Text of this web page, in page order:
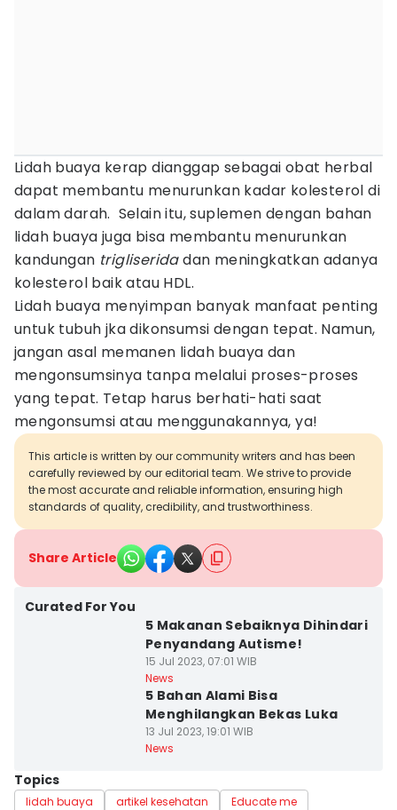
Lidah buaya kerap dianggap sebagai obat herbal
dapat membantu menurunkan kadar kolesterol di
dalam darah. Selain itu, suplemen dengan bahan
lidah buaya juga bisa membantu menurunkan
kandungan trigliseridadan meningkatkan adanya
kolesterol baik atau HDL.
Lidah buaya menyimpan banyak manfaat penting
untuk tubuh jka dikonsumsi dengan tepat. Namun,
jangan asal memanen lidah buaya dan
mengonsumsinya tanpa melalui proses-proses
yang tepat. Tetap harus berhati-hati saat
mengonsumsi atau menggunakannya, ya!
This article is written by our community writers and has been
carefully reviewed by our editorial team. We strive to provide
the most accurate and reliable information, ensuring high
standards of quality, credibility, and trustworthiness.
Share Article
Curated For You
5 Makanan Sebaiknya Dihindari
Penyandang Autisme!
15 Jul 2023, 07:01 WIB
News
5 Bahan Alami Bisa
Menghilangkan Bekas Luka
13 Jul 2023, 19:01 WIB
News
Topics
lidah buaya artikel kesehatan Educate me